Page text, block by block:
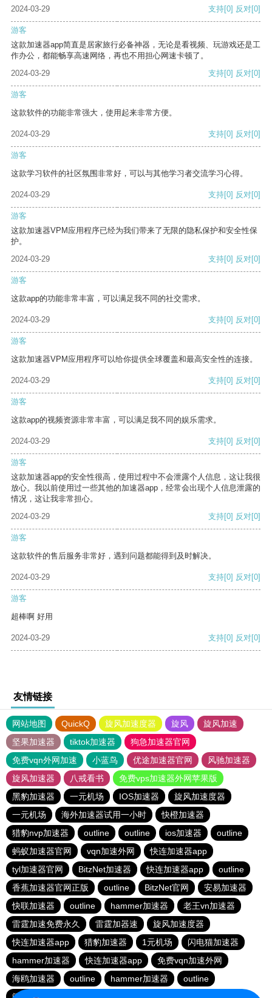
2024-03-29
支持[0] 反对[0]
游客
这款加速器app简直是居家旅行必备神器，无论是看视频、玩游戏还是工
作办公，都能畅享高速网络，再也不用担心网速卡顿了。
2024-03-29
支持[0] 反对[0]
游客
这款软件的功能非常强大，使用起来非常方便。
2024-03-29 支持[0] 反对[0]
游客
这款学习软件的社区氛围非常好，可以与其他学习者交流学习心得。
2024-03-29 支持[0] 反对[0]
游客
这款加速器VPM应用程序已经为我们带来了无限的隐私保护和安全性保
护。
2024-03-29
支持[0] 反对[0]
游客
这款app的功能非常丰富，可以满足我不同的社交需求。
2024-03-29 支持[0] 反对[0]
游客
这款加速器VPM应用程序可以给你提供全球覆盖和最高安全性的连接。
2024-03-29 支持[0] 反对[0]
游客
这款app的视频资源非常丰富，可以满足我不同的娱乐需求。
2024-03-29 支持[0] 反对[0]
游客
这款加速器app的安全性很高，使用过程中不会泄露个人信息，这让我很
放心。我以前使用过一些其他的加速器app，经常会出现个人信息泄露的
情况，这让我非常担心。
2024-03-29
支持[0] 反对[0]
游客
这款软件的售后服务非常好，遇到问题都能得到及时解决。
2024-03-29 支持[0] 反对[0]
游客
超棒啊 好用
2024-03-29 支持[0] 反对[0]
友情链接
网站地图 QuickQ 旋风加速度器 旋风
旋风加速
坚果加速器
tiktok加速器
狗急加速器官网
免费vqn外网加速
小蓝鸟 优途加速器官网
风驰加速器
旋风加速器
八戒看书
免费vps加速器外网苹果版
黑豹加速器
一元机场 IOS加速器
旋风加速度器
一元机场
海外加速器试用一小时
快橙加速器
猎豹nvp加速器
outline outline ios加速器
outline
蚂蚁加速器官网
vqn加速外网
快连加速器app
tyl加速器官网
BitzNet加速器 快连加速器app
outline
香蕉加速器官网正版
outline BitzNet官网
安易加速器
快联加速器
outline hammer加速器
老王vn加速器
雷霆加速免费永久
雷霆加器速
旋风加速度器
快连加速器app
猎豹加速器 1元机场
闪电猫加速器
hammer加速器
快连加速器app
免费vqn加速外网
海鸥加速器
outline hammer加速器
outline